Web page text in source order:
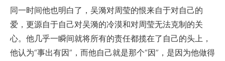
同一时间他也明白了，吴漪对周莹的恨来自于对自己的
爱，更源自于自己对吴漪的冷漠和对周莹无法克制的关
心。他几乎一瞬间就将所有的责任都揽在了自己的头上，
他认为“事出有因”，而他自己就是那个“因”，是因为他做得